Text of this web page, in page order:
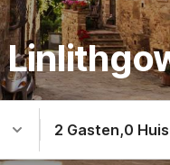
2 Gasten,0